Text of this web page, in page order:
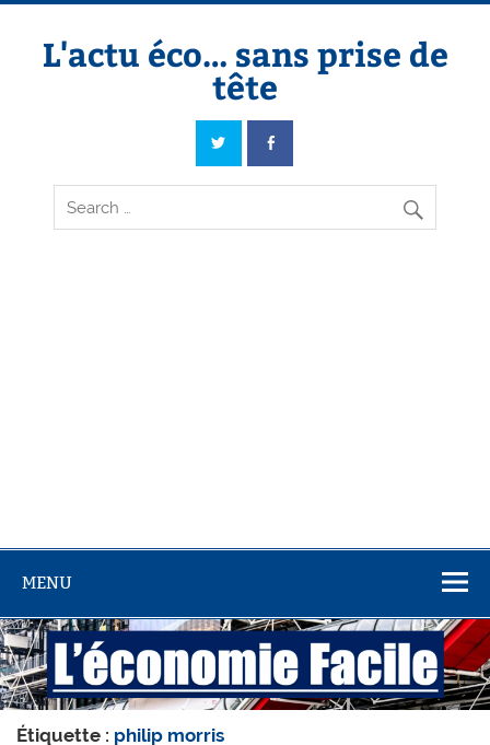
Skip
contentL'actu éco… sans prise de
tête
L'actu éco… sans prise de tête
MENU
Étiquette : philip morris